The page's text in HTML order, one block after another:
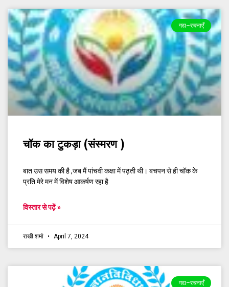
गद्य–रचनाएँ
चॉक का टुकड़ा (संस्मरण )
बात उस समय की है ,जब मैं पांचवी कक्षा में पढ़ती थी। बचपन से ही चॉक के
प्रति मेरे मन में विशेष आकर्षण रहा है
विस्तार से पढ़ें »
राखी शर्मा April 7, 2024
गद्य–रचनाएँ